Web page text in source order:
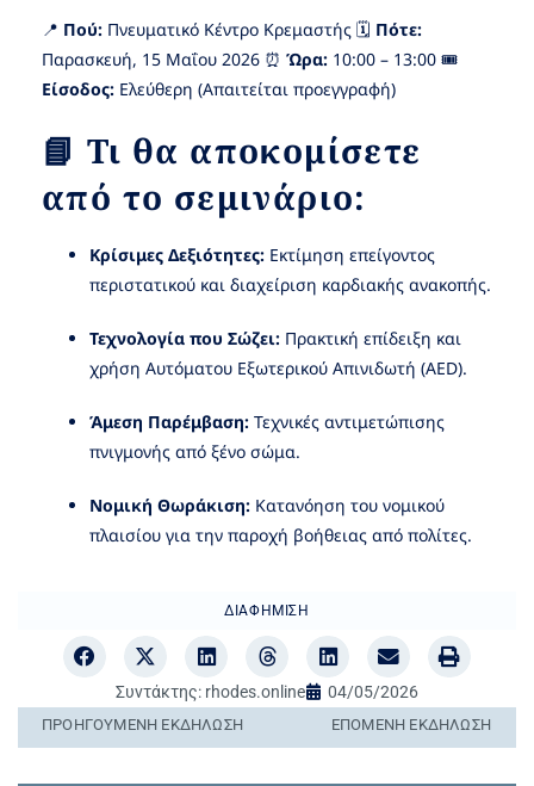
📍 Πού: Πνευματικό Κέντρο Κρεμαστής 🗓️ Πότε:
Παρασκευή, 15 Μαΐου 2026 ⏰ Ώρα: 10:00 – 13:00 🎟️
Είσοδος: Ελεύθερη (Απαιτείται προεγγραφή)
📘 Τι θα αποκομίσετε
από το σεμινάριο:
Κρίσιμες Δεξιότητες: Εκτίμηση επείγοντος
περιστατικού και διαχείριση καρδιακής ανακοπής.
Τεχνολογία που Σώζει: Πρακτική επίδειξη και
χρήση Αυτόματου Εξωτερικού Απινιδωτή (AED).
Άμεση Παρέμβαση: Τεχνικές αντιμετώπισης
πνιγμονής από ξένο σώμα.
Νομική Θωράκιση: Κατανόηση του νομικού
πλαισίου για την παροχή βοήθειας από πολίτες.
ΔΙΑΦΉΜΙΣΗ
Συντάκτης: rhodes.online 04/05/2026
ΠΡΟΗΓΟΎΜΕΝΗ ΕΚΔΉΛΩΣΗ ΕΠΌΜΕΝΗ ΕΚΔΉΛΩΣΗ